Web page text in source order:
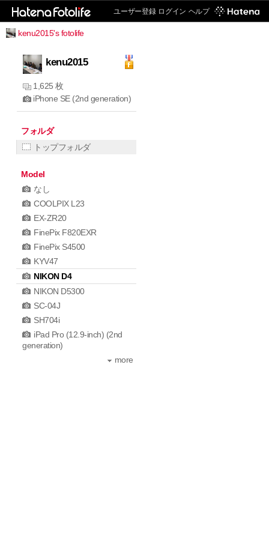
ユーザー登録 ログイン ヘルプ
kenu2015's fotolife
kenu2015
1,625 枚
iPhone SE (2nd generation)
フォルダ
トップフォルダ
Model
なし
COOLPIX L23
EX-ZR20
FinePix F820EXR
FinePix S4500
KYV47
NIKON D4
NIKON D5300
SC-04J
SH704i
iPad Pro (12.9-inch) (2nd
generation)
more